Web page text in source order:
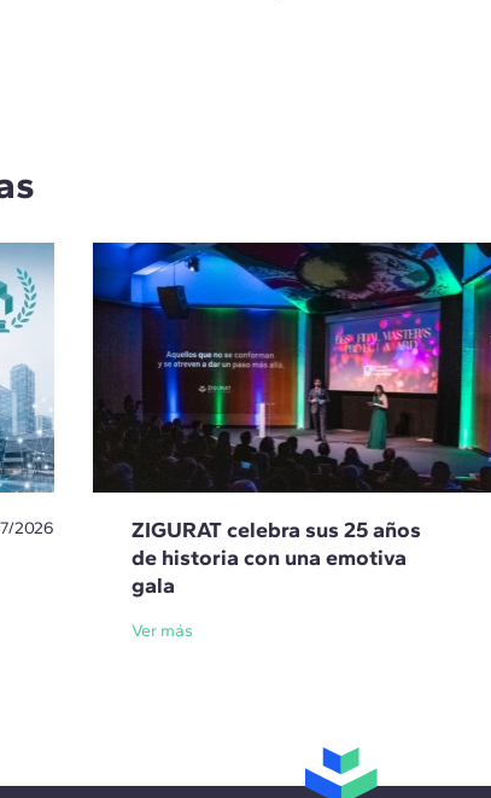
2026
ZIGURAT celebra sus 25 años
de historia con una emotiva
gala
Ver más